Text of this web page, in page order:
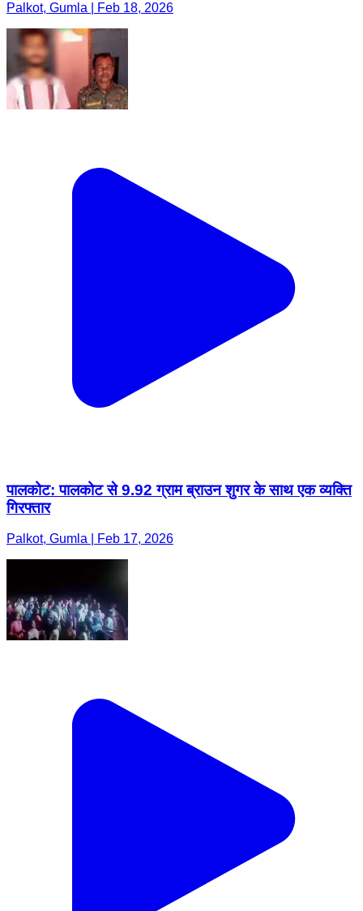
Palkot, Gumla | Feb 18, 2026
पालकोट: पालकोट से 9.92 ग्राम ब्राउन शुगर के साथ एक व्यक्ति
गिरफ्तार
Palkot, Gumla | Feb 17, 2026